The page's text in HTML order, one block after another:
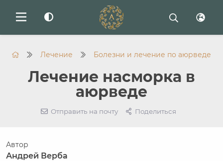
Лечение Болезни и лечение по аюрведе
Лечение насморка в
аюрведе
Отправить на почту Поделиться
Автор
Андрей Верба